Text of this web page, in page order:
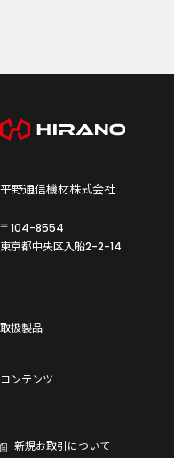
平野通信機材株式会社
〒104-8554
東京都中央区入船2-2-14
取扱製品
コンテンツ
新規お取引について